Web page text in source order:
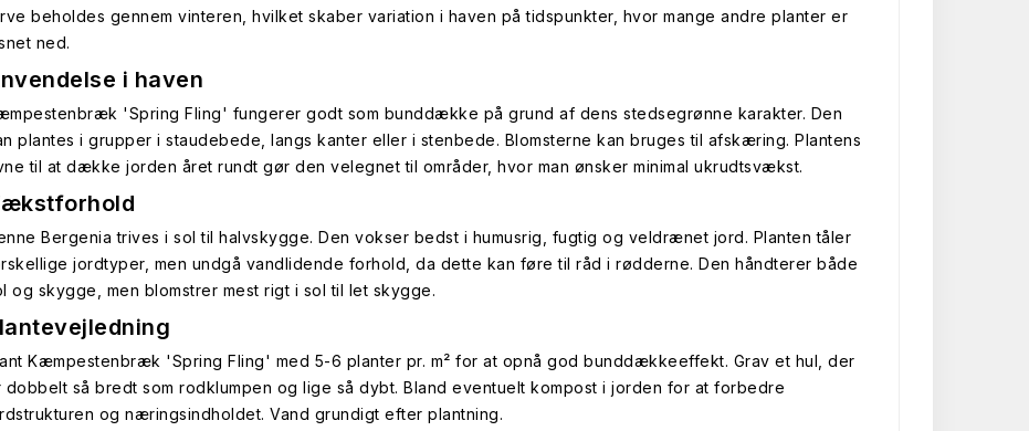
beholdes gennem vinteren, hvilket skaber variation i haven på tidspunkter, hvor mange andre planter er
ned.
i haven
'Spring Fling' fungerer godt som bunddække på grund af dens stedsegrønne karakter. Den
plantes i grupper i staudebede, langs kanter eller i stenbede. Blomsterne kan bruges til afskæring. Plantens
til at dække jorden året rundt gør den velegnet til områder, hvor man ønsker minimal ukrudtsvækst.
Bergenia trives i sol til halvskygge. Den vokser bedst i humusrig, fugtig og veldrænet jord. Planten tåler
jordtyper, men undgå vandlidende forhold, da dette kan føre til råd i rødderne. Den håndterer både
og skygge, men blomstrer mest rigt i sol til let skygge.
Kæmpestenbræk 'Spring Fling' med 5-6 planter pr. m² for at opnå god bunddækkeeffekt. Grav et hul, der
dobbelt så bredt som rodklumpen og lige så dybt. Bland eventuelt kompost i jorden for at forbedre
og næringsindholdet. Vand grundigt efter plantning.